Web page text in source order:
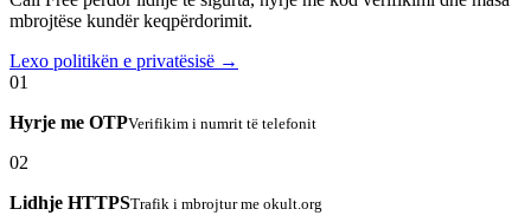
mbrojtëse kundër keqpërdorimit.
Lexo politikën e privatësisë →
01
Hyrje me OTPVerifikim i numrit të telefonit
02
Lidhje HTTPSTrafik i mbrojtur me okult.org